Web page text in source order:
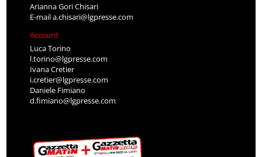
Arianna Gori Chisari
E-maila.chisari@lgpresse.com
Account
Luca Torino
l.torino@lgpresse.com
Ivana Cretier
i.cretier@lgpresse.com
Daniele Fimiano
d.fimiano@lgpresse.com